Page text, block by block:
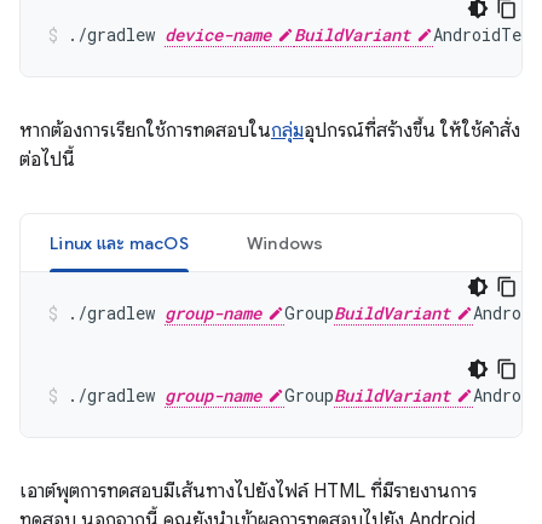
./gradlew device-name BuildVariant
หากต้องการเรียกใช้การทดสอบในกลุ่มอุปกรณ์ที่สร้างขึ้น ให้ใช้คำสั่ง
ต่อไปนี้
Linux และ macOS Windows
./gradlew group-name GroupBuildVariant
./gradlew group-name GroupBuildVariant
เอาต์พุตการทดสอบมีเส้นทางไปยังไฟล์ HTML ที่มีรายงานการ